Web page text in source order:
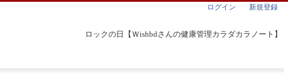
ロックの日【Ｗishbdさんの健康管理カラダカラノート】
ログイン 新規登録